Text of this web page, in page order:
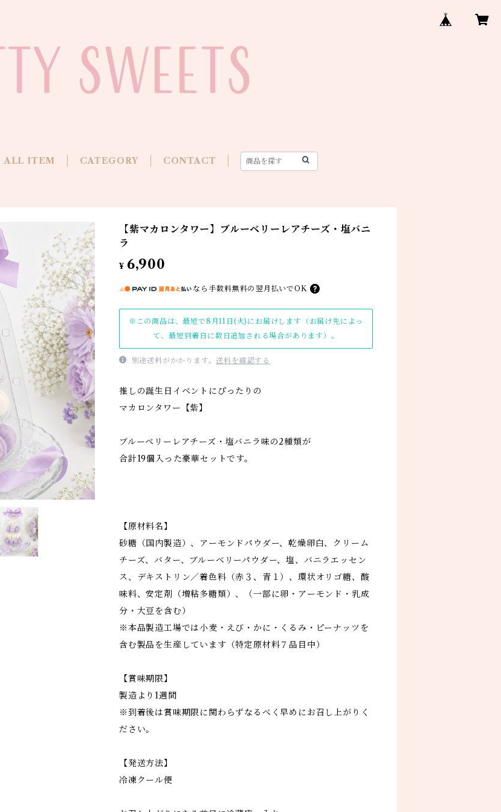
ALL ITEM CATEGORY CONTACT
【紫マカロンタワー】ブルーベリーレアチーズ・塩バニ
ラ
¥ 6,900
なら 手数料無料の 翌月払いでOK
※この商品は、最短で8月11日(火)にお届けします（お届け先によっ
て、最短到着日に数日追加される場合があります）。
別途送料がかかります。送料を確認する
推しの誕生日イベントにぴったりの
マカロンタワー【紫】
ブルーベリーレアチーズ・塩バニラ味の2種類が
合計19個入った豪華セットです。
【原材料名】
砂糖（国内製造）、アーモンドパウダー、乾燥卵白、クリーム
チーズ、バター、ブルーベリーパウダー、塩、バニラエッセン
ス、デキストリン／着色料（赤３、青１）、環状オリゴ糖、酸
味料、安定剤（増粘多糖類）、（一部に卵・アーモンド・乳成
分・大豆を含む）
※本品製造工場では小麦・えび・かに・くるみ・ピーナッツを
含む製品を生産しています（特定原材料７品目中）
【賞味期限】
製造より1週間
※到着後は賞味期限に関わらずなるべく早めにお召し上がりく
ださい。
【発送方法】
冷凍クール便